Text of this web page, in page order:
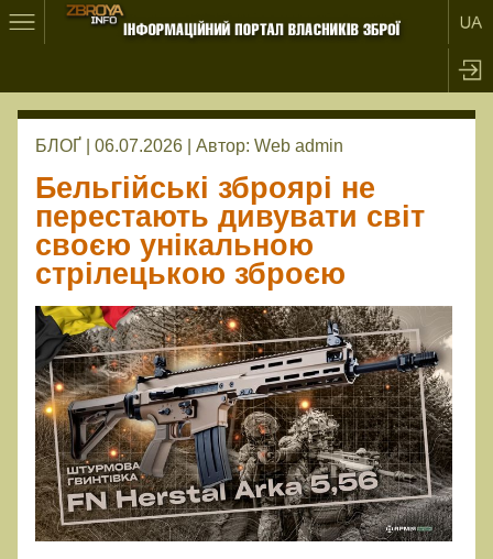
БЛОҐ | 06.07.2026 | Автор: Web admin
Бельгійські зброярі не
перестають дивувати світ
своєю унікальною
стрілецькою зброєю